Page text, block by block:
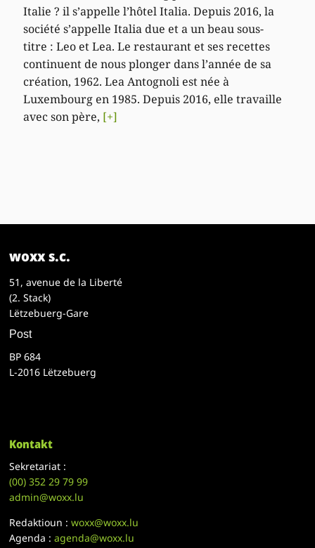
Italie ? il s’appelle l’hôtel Italia. Depuis 2016, la
société s’appelle Italia due et a un beau sous-
titre : Leo et Lea. Le restaurant et ses recettes
continuent de nous plonger dans l’année de sa
création, 1962. Lea Antognoli est née à
Luxembourg en 1985. Depuis 2016, elle travaille
avec son père, [+]
woxx s.c.
51, avenue de la Liberté
(2. Stack)
Lëtzebuerg-Gare
Post
BP 684
L-2016 Lëtzebuerg
Kontakt
Sekretariat :
(00)352 29 79 99
admin@woxx.lu
Redaktioun :woxx@woxx.lu
Agenda :agenda@woxx.lu